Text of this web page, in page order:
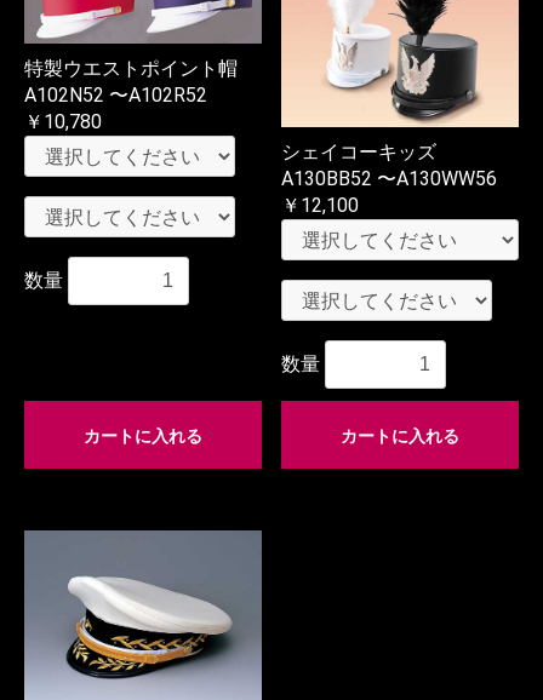
特製ウエストポイント帽
A102N52 〜A102R52
￥10,780
数量
カートに入れる
シェイコーキッズ
A130BB52 〜A130WW56
￥12,100
数量
カートに入れる